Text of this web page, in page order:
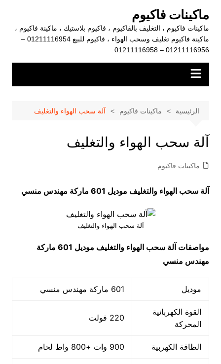
المحتوى
ماكينات فاكيوم
ماكينات فاكيوم ، التغليف بالفاكيوم ، فاكيوم بلاستيك ، ماكينة فاكيوم ،
ماكينة فاكيوم تغليف وسحب الهواء ، فاكيوم للبيع 01211116954 –
01211116956 – 01211116958
الرئيسية ماكينات فاكيوم آلة سحب الهواء والتغليف
آلة سحب الهواء والتغليف
ماكينات فاكيوم
آلة سحب الهواء والتغليف موديل 601 ماركة مهندس منسي
آلة سحب الهواء والتغليف
مواصفات آلة سحب الهواء والتغليف
موديل 601 ماركة
مهندس منسي
موديل 601 ماركة مهندس منسي
القوة الكهربائية
المحركة
220 فولت
الطاقة الكهربية 900 وات +800 واط لحام